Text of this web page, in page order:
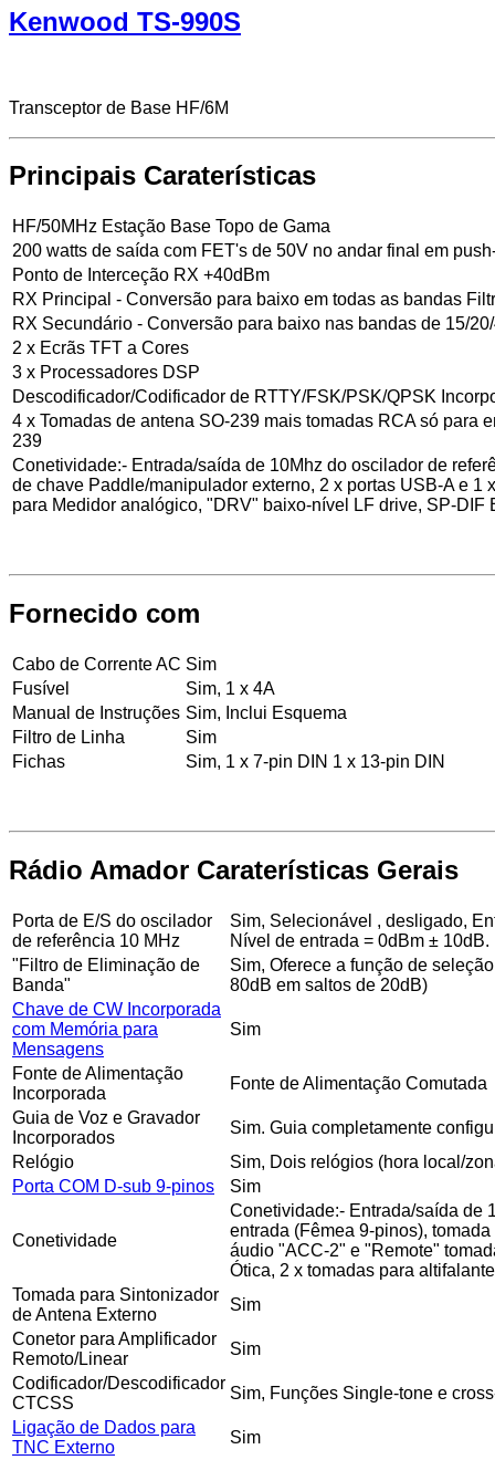
Kenwood TS-990S
Transceptor de Base HF/6M
Principais Caraterísticas
HF/50MHz Estação Base Topo de Gama
200 watts de saída com FET's de 50V no andar final em
Ponto de Interceção RX +40dBm
RX Principal - Conversão para baixo em todas as bandas
RX Secundário - Conversão para baixo nas bandas de 15/
2 x Ecrãs TFT a Cores
3 x Processadores DSP
Descodificador/Codificador de RTTY/FSK/PSK/QPSK
4 x Tomadas de antena SO-239 mais tomadas RCA só para
239
Conetividade:- Entrada/saída de 10Mhz do oscilador de
de chave Paddle/manipulador externo, 2 x portas USB-A e
para Medidor analógico, "DRV" baixo-nível LF drive, SP-
Fornecido com
Cabo de Corrente AC Sim
Fusível
Sim, 1 x 4A
Manual de Instruções Sim, Inclui Esquema
Filtro de Linha
Sim
Fichas
Sim, 1 x 7-pin DIN 1 x 13-pin DIN
Rádio Amador Caraterísticas Gerais
Porta de E/S do oscilador
de referência 10 MHz
Sim, Selecionável , desligado,
Nível de entrada = 0dBm ±
"Filtro de Eliminação de
Banda"
Sim, Oferece a função de
80dB em saltos de 20dB)
Chave de CW Incorporada
com Memória para
Mensagens
Sim
Fonte de Alimentação
Incorporada
Fonte de Alimentação Comutada
Guia de Voz e Gravador
Incorporados
Sim. Guia completamente
Relógio
Sim, Dois relógios (hora local/
Porta COM D-sub 9-pinos
Sim
Conetividade
Conetividade:- Entrada/saída de
entrada (Fêmea 9-pinos),
áudio "ACC-2" e "Remote"
Ótica, 2 x tomadas para
Tomada para Sintonizador
de Antena Externo
Sim
Conetor para Amplificador
Remoto/Linear
Sim
Codificador/Descodificador
CTCSS
Sim, Funções Single-tone e
Ligação de Dados para
TNC Externo
Sim